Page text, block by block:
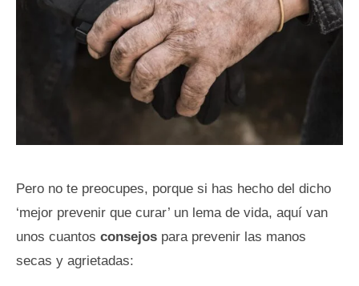
Pero no te preocupes, porque si has hecho del dicho
‘mejor prevenir que curar’ un lema de vida, aquí van
unos cuantos consejos para prevenir las manos
secas y agrietadas: